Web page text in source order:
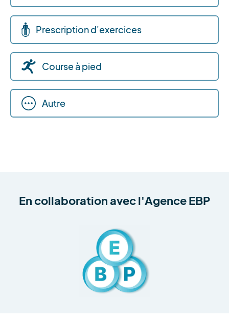
Prescription d'exercices
Course à pied
Autre
En collaboration avecl'Agence EBP